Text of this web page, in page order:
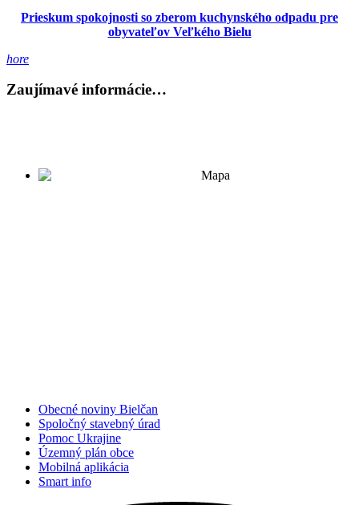
Prieskum spokojnosti so zberom kuchynského odpadu pre
obyvateľov Veľkého Bielu
hore
Zaujímavé informácie…
Obecné noviny Bielčan
Spoločný stavebný úrad
Pomoc Ukrajine
Územný plán obce
Mobilná aplikácia
Smart info